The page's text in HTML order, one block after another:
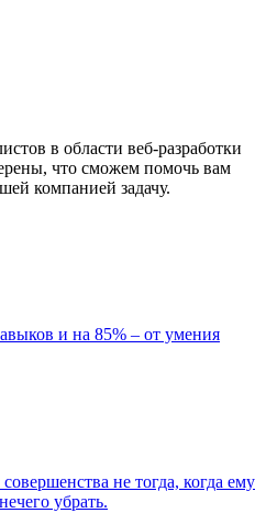
в области веб-разработки
что сможем помочь вам
компанией задачу.
и на 85% – от умения
не тогда, когда ему
убрать.